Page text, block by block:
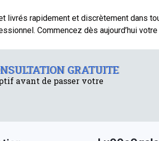
livrés rapidement et discrètement dans
Commencez dès aujourd’hui
GRATUITE
avant de passer votre